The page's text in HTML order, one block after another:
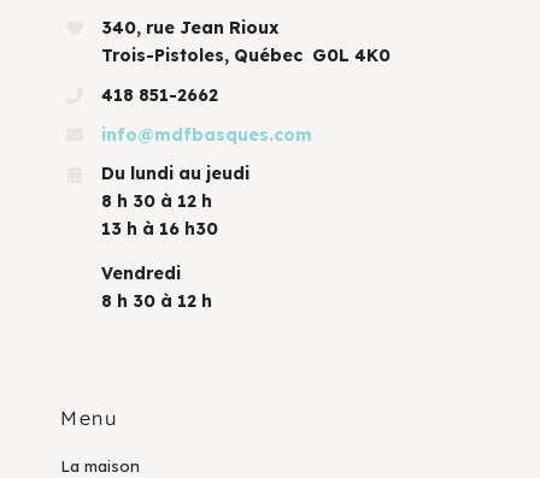
340, rue Jean Rioux
Trois-Pistoles, Québec G0L 4K0
418 851-2662
info@mdfbasques.com
Du lundi au jeudi
8 h 30 à 12 h
13 h à 16 h30
Vendredi
8 h 30 à 12 h
Menu
La maison